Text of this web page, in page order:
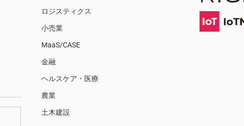
ロジスティクス
小売業
MaaS/CASE
金融
ヘルスケア・医療
農業
土木建設